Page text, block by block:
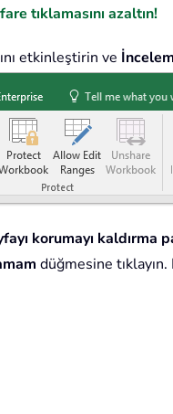
tıklamasını azaltın!
etkinleştirin ve
korumayı kaldırma
düğmesine